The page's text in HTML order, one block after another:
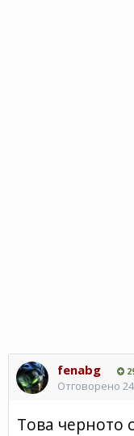
fenabg
Отговорено
Това черното